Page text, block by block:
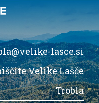
lasce.si
Velike Lašče
Trobla